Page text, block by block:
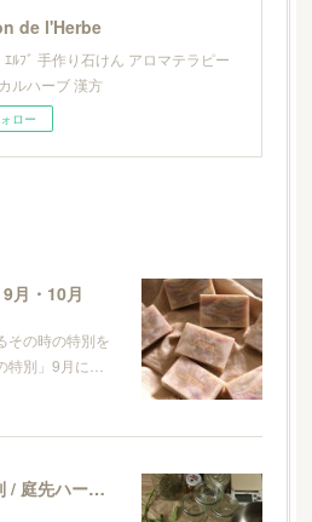
de l'Herbe
ｴﾙﾌﾞ 手作り石けん アロマテラピー
ルハーブ 漢方
ロー
月・10月
その時の特別を
特別」9月に…
【募集終了】季節の特別 / 庭先ハーブとレモンのキッチンソープ作り